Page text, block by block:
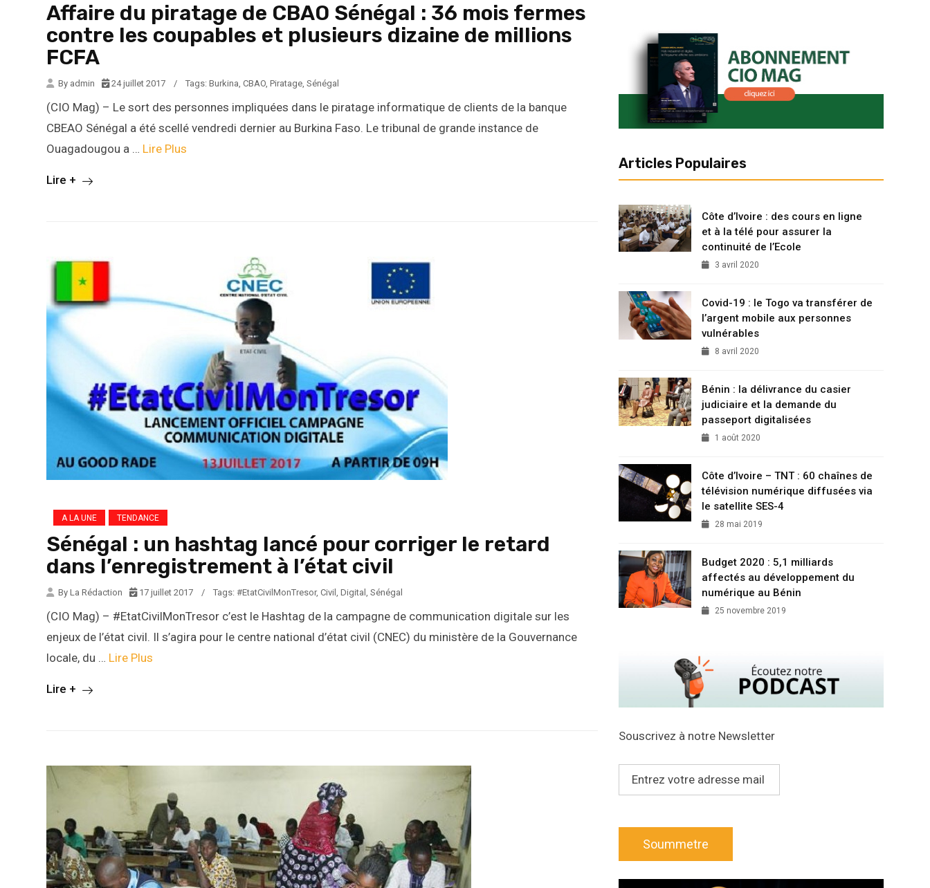
Affaire du piratage de CBAO Sénégal : 36 mois fermes
contre les coupables et plusieurs dizaine de millions
FCFA
By admin 24 juillet 2017 / Tags: Burkina, CBAO, Piratage, Sénégal
(CIO Mag) – Le sort des personnes impliquées dans le piratage informatique de clients de la banque
CBEAO Sénégal a été scellé vendredi dernier au Burkina Faso. Le tribunal de grande instance de
Ouagadougou a … Lire Plus
Lire +
A LA UNE TENDANCE
Sénégal : un hashtag lancé pour corriger le retard
dans l’enregistrement à l’état civil
By La Rédaction 17 juillet 2017 / Tags: #EtatCivilMonTresor, Civil , Digital , Sénégal
(CIO Mag) – #EtatCivilMonTresor c’est le Hashtag de la campagne de communication digitale sur les
enjeux de l’état civil. Il s’agira pour le centre national d’état civil (CNEC) du ministère de la Gouvernance
locale, du … Lire Plus
Lire +
Articles Populaires
Côte d’Ivoire : des cours en ligne
et à la télé pour assurer la
continuité de l’Ecole
3 avril 2020
Covid-19 : le Togo va transférer de
l’argent mobile aux personnes
vulnérables
8 avril 2020
Bénin : la délivrance du casier
judiciaire et la demande du
passeport digitalisées
1 août 2020
Côte d’Ivoire – TNT : 60 chaînes de
télévision numérique diffusées via
le satellite SES-4
28 mai 2019
Budget 2020 : 5,1 milliards
affectés au développement du
numérique au Bénin
25 novembre 2019
Souscrivez à notre Newsletter